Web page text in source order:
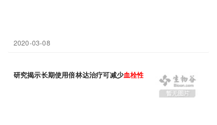
2020-03-08
研究揭示长期使用倍林达治疗可减少血栓性 血管事件发生